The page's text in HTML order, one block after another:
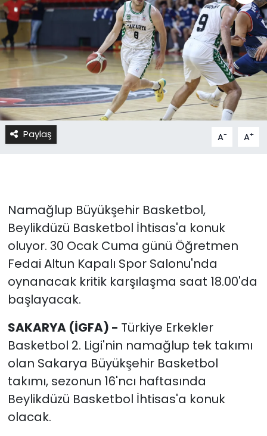
Paylaş A- A+
Namağlup Büyükşehir Basketbol,
Beylikdüzü Basketbol İhtisas'a konuk
oluyor. 30 Ocak Cuma günü Öğretmen
Fedai Altun Kapalı Spor Salonu'nda
oynanacak kritik karşılaşma saat 18.00'da
başlayacak.
SAKARYA (İGFA) - Türkiye Erkekler
Basketbol 2. Ligi'nin namağlup tek takımı
olan Sakarya Büyükşehir Basketbol
takımı, sezonun 16'ncı haftasında
Beylikdüzü Basketbol İhtisas'a konuk
olacak.